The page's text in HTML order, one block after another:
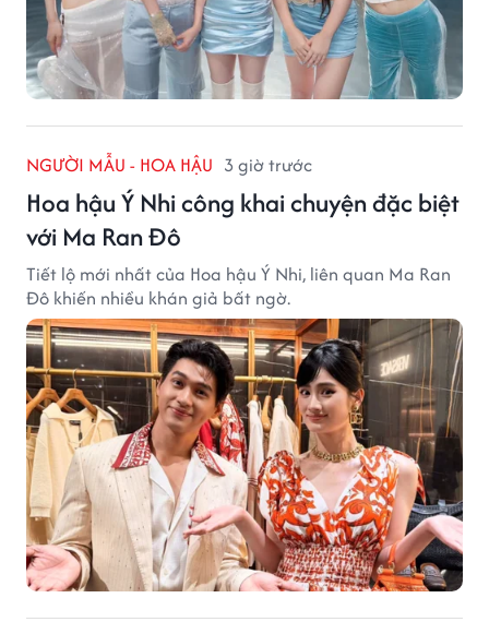
NGƯỜI MẪU - HOA HẬU 3 giờ trước
Hoa hậu Ý Nhi công khai chuyện đặc biệt
với Ma Ran Đô
Tiết lộ mới nhất của Hoa hậu Ý Nhi, liên quan Ma Ran
Đô khiến nhiều khán giả bất ngờ.